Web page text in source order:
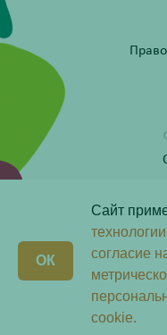
Получите
8
Сайт
согласие
cookie.
ОК
Скачай наше
приложение